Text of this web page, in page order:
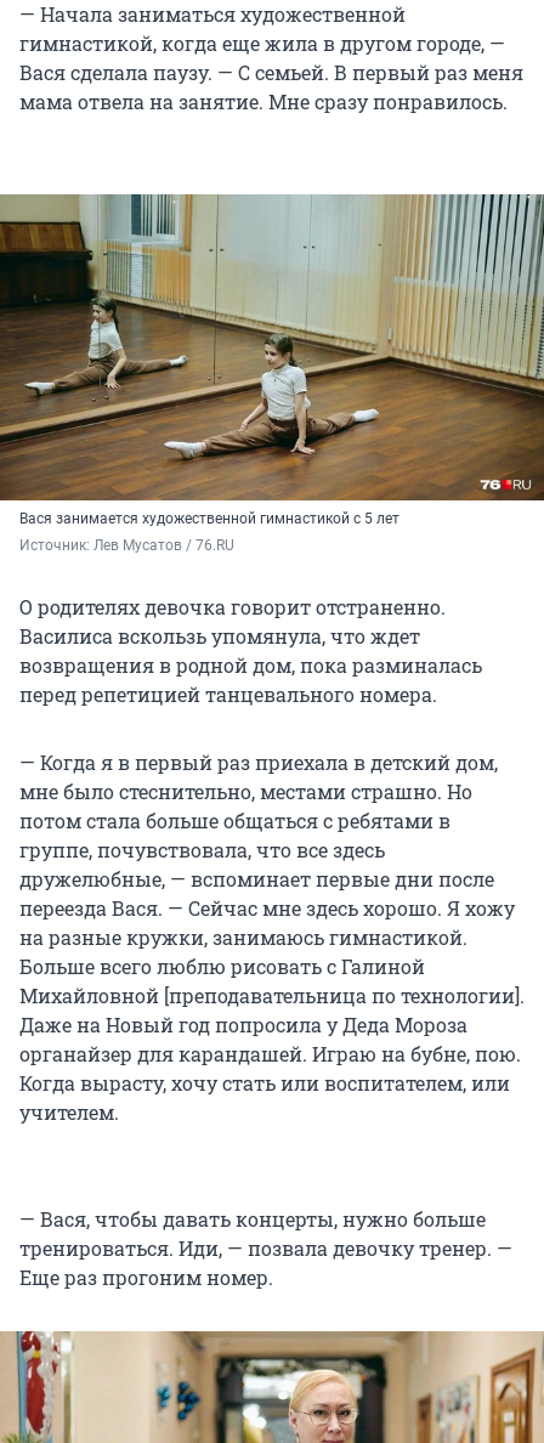
— Начала заниматься художественной
гимнастикой, когда еще жила в другом городе, —
Вася сделала паузу. — С семьей. В первый раз меня
мама отвела на занятие. Мне сразу понравилось.
Вася занимается художественной гимнастикой с 5 лет
Источник: Лев Мусатов / 76.RU
О родителях девочка говорит отстраненно.
Василиса вскользь упомянула, что ждет
возвращения в родной дом, пока разминалась
перед репетицией танцевального номера.
— Когда я в первый раз приехала в детский дом,
мне было стеснительно, местами страшно. Но
потом стала больше общаться с ребятами в
группе, почувствовала, что все здесь
дружелюбные, — вспоминает первые дни после
переезда Вася. — Сейчас мне здесь хорошо. Я хожу
на разные кружки, занимаюсь гимнастикой.
Больше всего люблю рисовать с Галиной
Михайловной [преподавательница по технологии].
Даже на Новый год попросила у Деда Мороза
органайзер для карандашей. Играю на бубне, пою.
Когда вырасту, хочу стать или воспитателем, или
учителем.
— Вася, чтобы давать концерты, нужно больше
тренироваться. Иди, — позвала девочку тренер. —
Еще раз прогоним номер.